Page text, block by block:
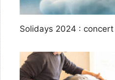
Solidays 2024 :